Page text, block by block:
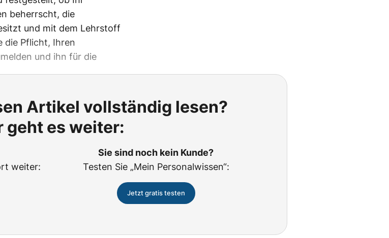
beherrscht, die
und mit dem Lehrstoff
die Pflicht, Ihren
und ihn für die
Artikel vollständig lesen?
geht es weiter:
weiter:
Sie sind noch kein Kunde?
Testen Sie „Mein Personalwissen“:
Jetzt gratis testen